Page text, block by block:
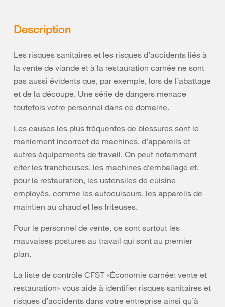
Description
Les risques sanitaires et les risques d’accidents liés à
la vente de viande et à la restauration carnée ne sont
pas aussi évidents que, par exemple, lors de l’abattage
et de la découpe. Une série de dangers menace
toutefois votre personnel dans ce domaine.
Les causes les plus fréquentes de blessures sont le
maniement incorrect de machines, d’appareils et
autres équipements de travail. On peut notamment
citer les trancheuses, les machines d’emballage et,
pour la restauration, les ustensiles de cuisine
employés, comme les autocuiseurs, les appareils de
maintien au chaud et les friteuses.
Pour le personnel de vente, ce sont surtout les
mauvaises postures au travail qui sont au premier
plan.
La liste de contrôle CFST «Économie carnée: vente et
restauration» vous aide à identifier risques sanitaires et
risques d’accidents dans votre entreprise ainsi qu’à